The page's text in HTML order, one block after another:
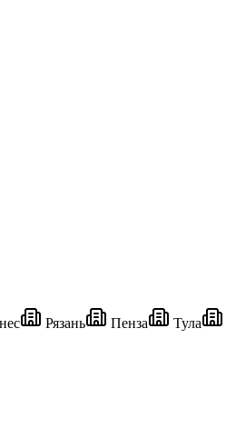
Рязань Пенза Тула